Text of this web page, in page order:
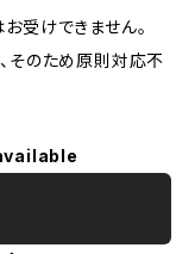
受けできません。
そのため原則対応不